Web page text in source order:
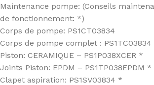
Maintenance pompe: (Conseils
de fonctionnement: *)
Corps de pompe: PS1CT03834
Corps de pompe complet : PS1TC03834
Piston: CERAMIQUE – PS1P038XCER *
Joints Piston: EPDM – PS1TP038EPDM *
Clapet aspiration: PS1SV03834 *